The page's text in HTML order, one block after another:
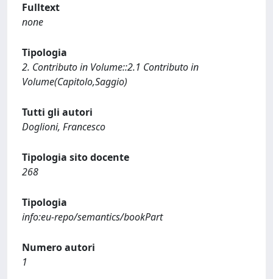
Fulltext
none
Tipologia
2. Contributo in Volume::2.1 Contributo in
Volume(Capitolo,Saggio)
Tutti gli autori
Doglioni, Francesco
Tipologia sito docente
268
Tipologia
info:eu-repo/semantics/bookPart
Numero autori
1